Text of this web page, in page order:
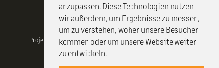
anzupassen. Diese Technologien nutzen
wir außerdem, um Ergebnisse zu messen,
um zu verstehen, woher unsere Besucher
kommen oder um unsere Website weiter
zu entwickeln.
Projekt realizovany vďaka Visit Kosice a projektu CulTourData a
financovany programom COSME EÚ.